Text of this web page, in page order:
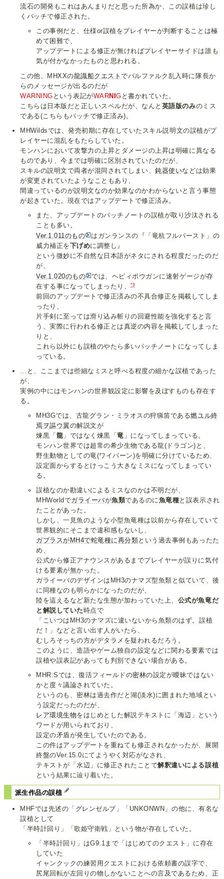
流石の開発もこれはあんまりだと思った所為か、この誤植は珍し
くパッチで修正された。
この事例だと、仕様or誤植をプレイヤーが判断することは極
めて困難で、
アップデートによる修正が無ければプレイヤーサイドは誰も
気が付かなかったものと思われる。
この他、MHXXの龍識船クエストでバルファルク乱入時に隊長か
らのメッセージが出るのだが
WARNING という表記がWARNIG と書かれていた。
こちらは日本版だと正しいスペルだが、なんと 英語版のみのミス
である(こちらもパッチで修正済み)。
MHWildsでは、発売初期に存在していたスキル説明文の誤植がプ
レイヤーに混乱をもたらしていた。
モンハンにおいて攻撃力の上昇とダメージの上昇は明確に異なる
ものであり、今までは明確に区別されていたのだが、
スキルの説明文で両者が混同されてしまい、鈍器使いなどは効果
が変更されていたようなこともあり、
間違っているのが説明文なのか効果なのかわからないと言う事態
が起きていた。現在ではアップデートで修正済み。
また、アップデートのパッチノートの誤植が取り沙汰される
ことも多い。
Ver.1.011のもの
はガンランスの『「竜杭フルバースト」の
威力補正を下げめに調整し』
という微妙に不自然な日本語がネタにされる程度だったのだ
が、
Ver.1.020のもの
では、ヘビィボウガンに速射ゲージが存
在する事になってしまったり、*3
前回のアップデートで修正済みの不具合修正を掲載してしま
ったり、
片手剣に至っては滑り込み斬りの回避性能を強化すると言
う、実際に行われる修正とは真逆の内容を掲載してしまった
りと、
これら以外にも誤植のやたら多いパッチノートになってしま
っている。
…と、ここまでは些細なミスと呼べる程度の細かな誤植であった
が、
実例の中にはモンハンの世界観設定に影響を及ぼすものも存在す
る。
MH3Gでは、古龍グラン・ミラオスの狩猟笛である燃ユル終
焉ヲ謳ウ翼の解説文が
煉黒「 龍 」ではなく煉黒「竜 」になってしまっている。
モンハン世界では超常の希少生物である龍(ドラゴン)と、
野生動物としての竜(ワイバーン)を明確に分けているため、
設定面からするとけっこう大きなミスになってしまってい
る。
誤植なのか勘違いによるミスなのかは不明だが、
MHWorldでガライーバが魚類であるのに魚竜種と誤表示され
たことがあった。
しかし、一見魚のような小型魚竜種は以前から存在していて
世界観的にそこまで違和感もないし、
ガブラスがMH4で蛇竜種に再分類という過去事例もあったた
め、
公式から修正アナウンスがあるまでプレイヤーが誤りに気付
ける要素が無かった。
ガライーバのデザインはMH3のナマズ型魚類と似ていて、後
に同種なのも明らかになったのだが、
陸を這えるなど新たな生態が加わっていた上、 公式が魚竜だ
と解説していた時点で
「こいつはMH3のナマズに違いないから魚類のはず。誤植
だ！」などと言い出す人がいたら、
むしろそっちの方がデタラメを疑われるだろう。
このように、造語やゲーム独自の設定などに関わる要素では
誤植や誤表記があっても判別できない場合がある。
MHR:Sでは、復活フィールドの密林の設定が曖昧ではない
かと度々議論されていた。
というのも、密林は過去作だと湖(淡水)に囲まれた地域とい
う設定だったのだが、
レア環境生物をはじめとした解説テキストに「海辺」という
ワードが用いられており、
設定の矛盾が発生していたのである。
この件はアップデートを重ねても修正されなかったが、展開
終盤のVer.15.0にてようやく対応がなされ、
テキストが「水辺」に修正されたことで解釈違いによる誤植
という結果に辿り着いた。
派生作品の誤植
MHFでは先述の「グレンゼルブ」「UNKONWN」の他に、有名な
誤植として
「半時計回り」「歌姫守衛戦」という物が存在していた。
「半時計回り」はG9.1まで「はじめてのクエスト」に存在
していた
イャンクックの練習用クエストにおける依頼書の誤字で、
尻尾回転が左回りの物しかないことへの言及であるため、正